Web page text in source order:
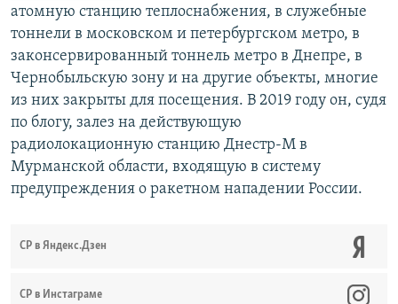
атомную станцию теплоснабжения, в служебные
тоннели в московском и петербургском метро, в
законсервированный тоннель метро в Днепре, в
Чернобыльскую зону и на другие объекты, многие
из них закрыты для посещения. В 2019 году он, судя
по блогу, залез на действующую
радиолокационную станцию Днестр-М в
Мурманской области, входящую в систему
предупреждения о ракетном нападении России.
СР в Яндекс.Дзен
CР в Инстаграме